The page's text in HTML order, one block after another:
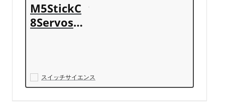
M5StickC
8Servos
スイッチサイエンス